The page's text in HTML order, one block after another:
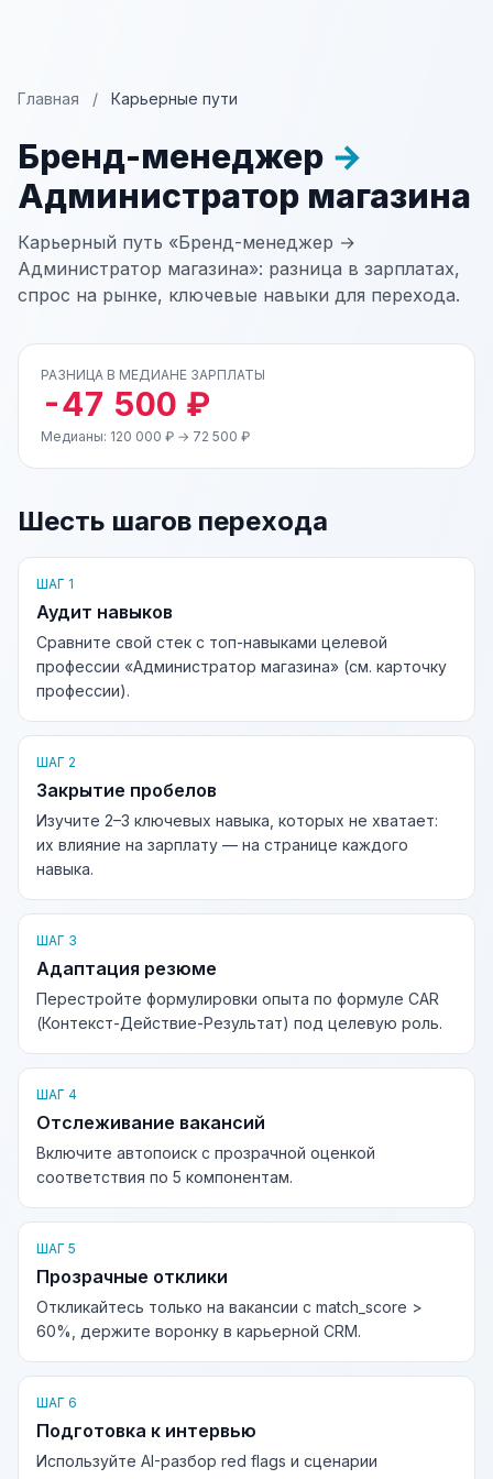
Главная / Карьерные пути
Бренд-менеджер →
Администратор магазина
Карьерный путь «Бренд-менеджер →
Администратор магазина»: разница в зарплатах,
спрос на рынке, ключевые навыки для перехода.
РАЗНИЦА В МЕДИАНЕ ЗАРПЛАТЫ
-47 500 ₽
Медианы: 120 000 ₽ → 72 500 ₽
Шесть шагов перехода
ШАГ 1
Аудит навыков
Сравните свой стек с топ-навыками целевой
профессии «Администратор магазина» (см. карточку
профессии).
ШАГ 2
Закрытие пробелов
Изучите 2–3 ключевых навыка, которых не хватает:
их влияние на зарплату — на странице каждого
навыка.
ШАГ 3
Адаптация резюме
Перестройте формулировки опыта по формуле CAR
(Контекст-Действие-Результат) под целевую роль.
ШАГ 4
Отслеживание вакансий
Включите автопоиск с прозрачной оценкой
соответствия по 5 компонентам.
ШАГ 5
Прозрачные отклики
Откликайтесь только на вакансии с match_score >
60%, держите воронку в карьерной CRM.
ШАГ 6
Подготовка к интервью
Используйте AI-разбор red flags и сценарии